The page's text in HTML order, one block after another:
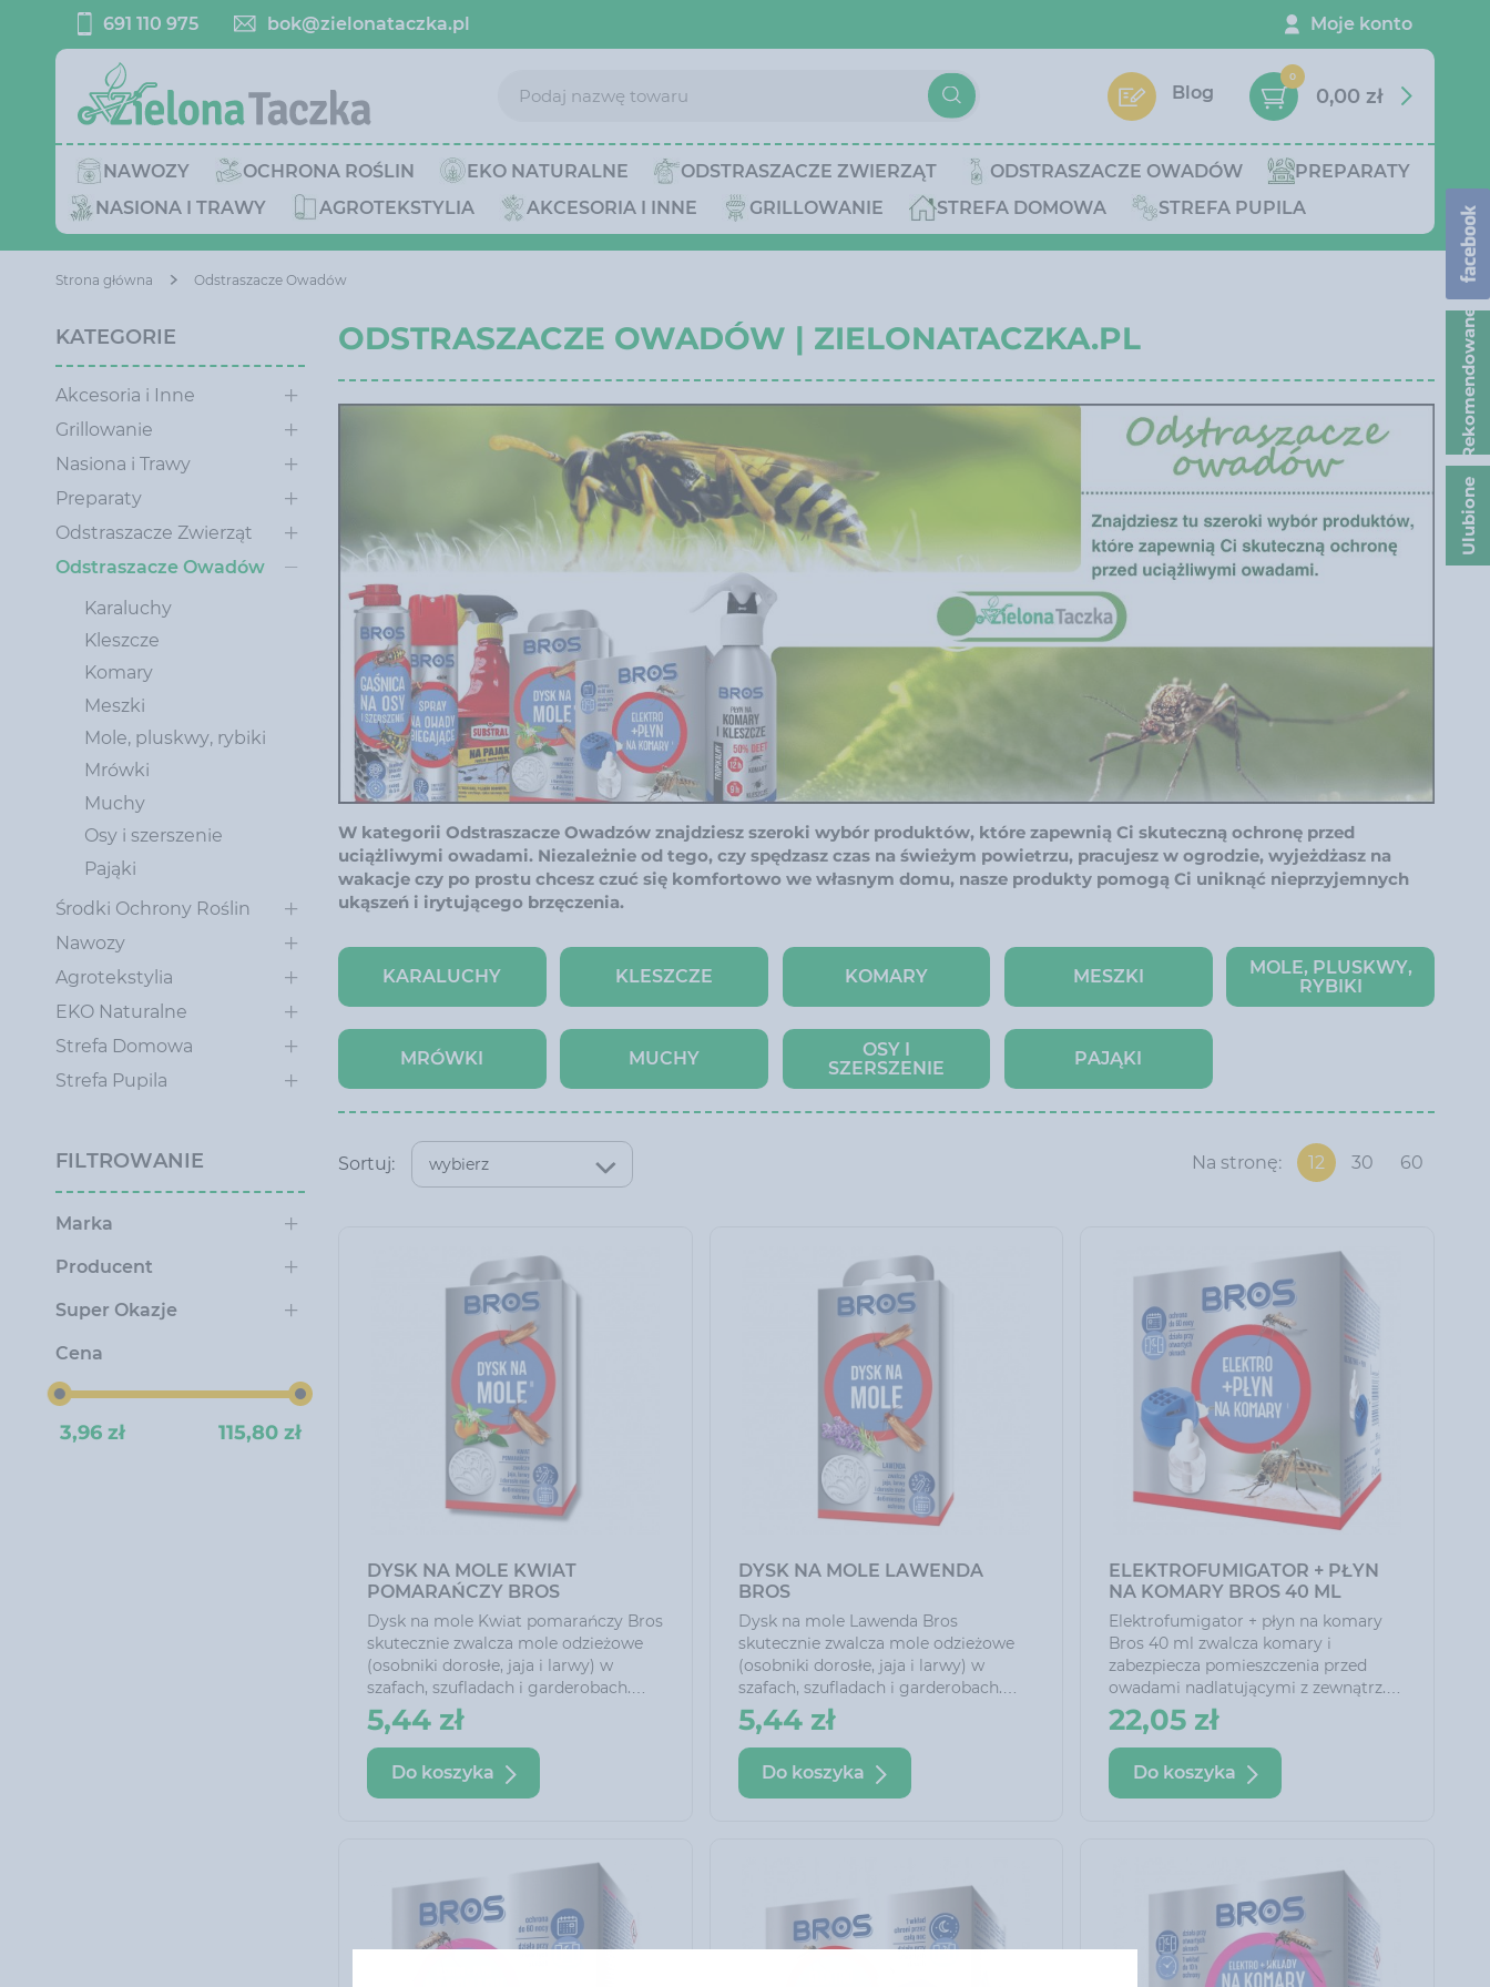
691 110 975 bok@zielonataczka.pl Moje konto
Blog
0
0,00 zł
NAWOZY OCHRONA ROŚLIN EKO NATURALNE ODSTRASZACZE ZWIERZĄT ODSTRASZACZE OWADÓW
PREPARATY
NASIONA I TRAWY
AGROTEKSTYLIA AKCESORIA I INNE GRILLOWANIE STREFA DOMOWA STREFA PUPILA
Strona główna Odstraszacze Owadów
KATEGORIE
Akcesoria i Inne
Grillowanie
Nasiona i Trawy
Preparaty
Odstraszacze Zwierząt
Odstraszacze Owadów
Karaluchy
Kleszcze
Komary
Meszki
Mole, pluskwy, rybiki
Mrówki
Muchy
Osy i szerszenie
Pająki
Środki Ochrony Roślin
Nawozy
Agrotekstylia
EKO Naturalne
Strefa Domowa
Strefa Pupila
FILTROWANIE
Marka
Producent
Super Okazje
Cena
3,96 zł 115,80 zł
ODSTRASZACZE OWADÓW | ZIELONATACZKA.PL
W kategorii Odstraszacze Owadzów znajdziesz szeroki wybór produktów, które zapewnią Ci skuteczną ochronę przed
uciążliwymi owadami. Niezależnie od tego, czy spędzasz czas na świeżym powietrzu, pracujesz w ogrodzie, wyjeżdżasz na
wakacje czy po prostu chcesz czuć się komfortowo we własnym domu, nasze produkty pomogą Ci uniknąć nieprzyjemnych
ukąszeń i irytującego brzęczenia.
KARALUCHY KLESZCZE KOMARY MESZKI
MOLE, PLUSKWY,
RYBIKI
MRÓWKI MUCHY
OSY I
SZERSZENIE
PAJĄKI
Sortuj: wybierz Na stronę: 12 30 60
DYSK NA MOLE KWIAT
POMARAŃCZY BROS
Dysk na mole Kwiat pomarańczy Bros
skutecznie zwalcza mole odzieżowe
(osobniki dorosłe, jaja i larwy) w
szafach, szufladach i garderobach.
Nadaje delikatny zapach i chroni
ubrania do 6 miesięcy.
5,44 zł
Do koszyka
DYSK NA MOLE LAWENDA
BROS
Dysk na mole Lawenda Bros
skutecznie zwalcza mole odzieżowe
(osobniki dorosłe, jaja i larwy) w
szafach, szufladach i garderobach.
Nadaje delikatny zapach i chroni
ubrania do 6 miesięcy.
5,44 zł
Do koszyka
ELEKTROFUMIGATOR + PŁYN
NA KOMARY BROS 40 ML
Elektrofumigator + płyn na komary
Bros 40 ml zwalcza komary i
zabezpiecza pomieszczenia przed
owadami nadlatującymi z zewnątrz.
Działa nawet przy otwartych oknach i
włączonym świetle. Zabezpiecza
pomieszczenie do 20 m² (ok. 50 m3)
przez 60 nocy przy stosowaniu 8 h na
dobę. Optymalną ochronę uzyskuje
22,05 zł
Do koszyka
Rekomendowane
Ulubione